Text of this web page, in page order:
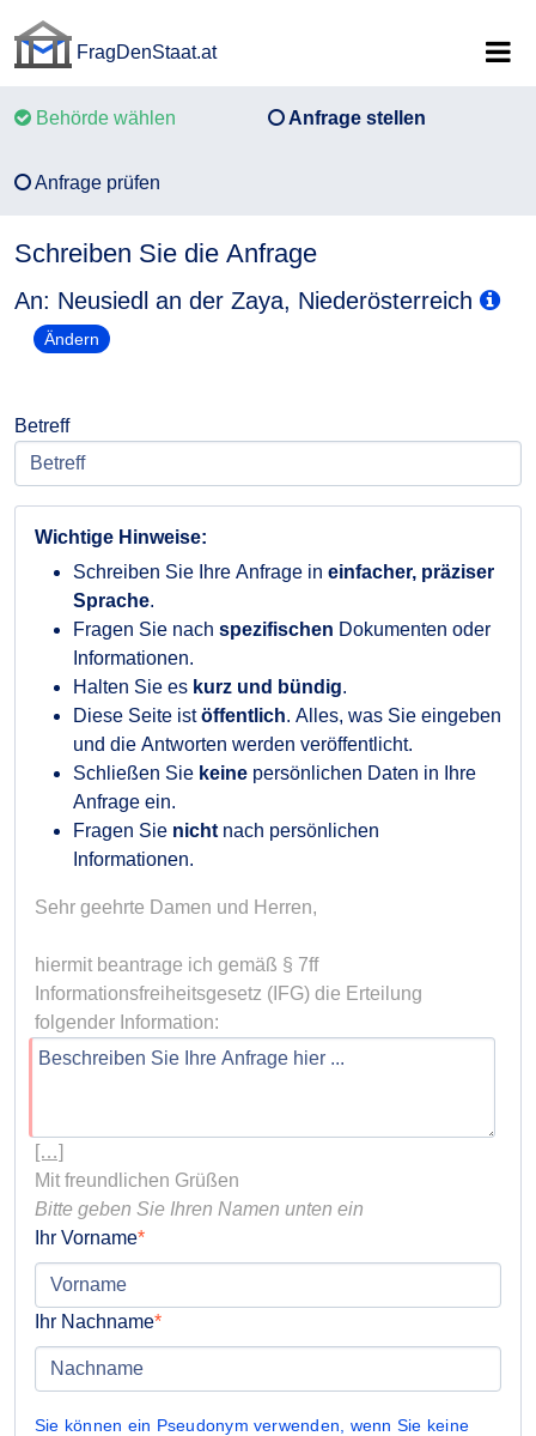
FragDenStaat.at
Behörde wählen Anfrage stellen
Anfrage prüfen
Schreiben Sie die Anfrage
An: Neusiedl an der Zaya, Niederösterreich
Ändern
Betreff
Wichtige Hinweise:
Schreiben Sie Ihre Anfrage in einfacher, präziser
Sprache.
Fragen Sie nach spezifischen Dokumenten oder
Informationen.
Halten Sie es kurz und bündig.
Diese Seite istöffentlich. Alles, was Sie eingeben
und die Antworten werden veröffentlicht.
Schließen Sie keine persönlichen Daten in Ihre
Anfrage ein.
Fragen Sie nicht nach persönlichen
Informationen.
Sehr geehrte Damen und Herren,
hiermit beantrage ich gemäß § 7ff
Informationsfreiheitsgesetz (IFG) die Erteilung
[…]
Bitte geben Sie Ihren Namen unten ein
Ihr Vorname
Ihr Nachname
Sie können ein Pseudonym verwenden, wenn Sie keine